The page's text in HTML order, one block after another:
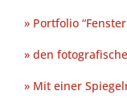
» Portfolio
» den
» Mit einer